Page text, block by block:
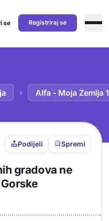
se Registriraj se
Alfa - Moja Zemlja 1
Podijeli Spremi
gradova ne